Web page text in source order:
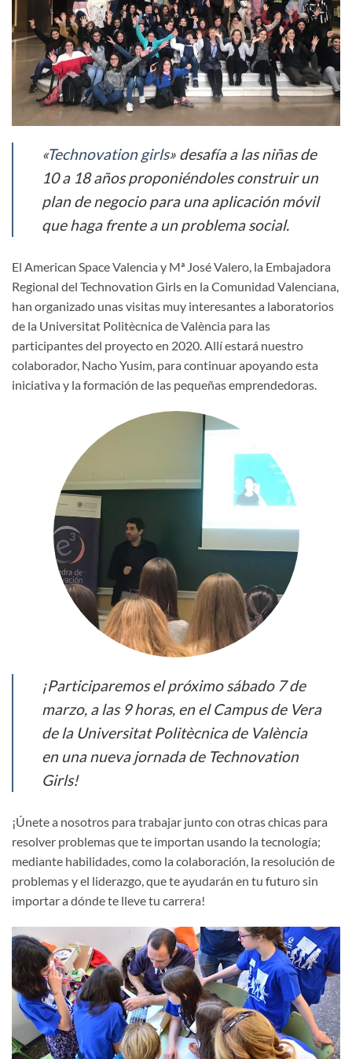
«Technovation girls» desafía a las niñas de
10 a 18 años proponiéndoles construir un
plan de negocio para una aplicación móvil
que haga frente a un problema social.
El American Space Valencia y Mª José Valero, la Embajadora
Regional del Technovation Girls en la Comunidad Valenciana,
han organizado unas visitas muy interesantes a laboratorios
de la Universitat Politècnica de València para las
participantes del proyecto en 2020. Allí estará nuestro
colaborador, Nacho Yusim, para continuar apoyando esta
iniciativa y la formación de las pequeñas emprendedoras.
¡Participaremos el próximo sábado 7 de
marzo, a las 9 horas, en el Campus de Vera
de la Universitat Politècnica de València
en una nueva jornada de Technovation
Girls!
¡Únete a nosotros para trabajar junto con otras chicas para
resolver problemas que te importan usando la tecnología;
mediante habilidades, como la colaboración, la resolución de
problemas y el liderazgo, que te ayudarán en tu futuro sin
importar a dónde te lleve tu carrera!